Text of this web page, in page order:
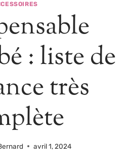
: liste de
très
avril 1, 2024